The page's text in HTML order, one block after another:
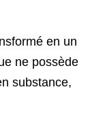
en un
ne possède
substance,